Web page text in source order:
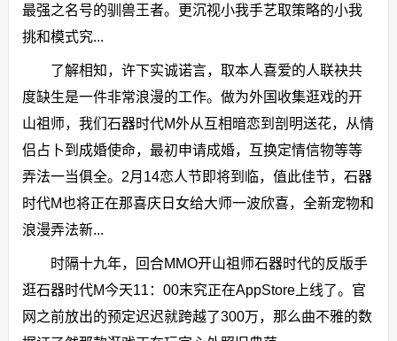
最强之名号的驯兽王者。更沉视小我手艺取策略的小我
挑和模式究...
了解相知，许下实诚诺言，取本人喜爱的人联袂共
度缺生是一件非常浪漫的工作。做为外国收集逛戏的开
山祖师，我们石器时代M外从互相暗恋到剖明送花，从情
侣占卜到成婚使命，最初申请成婚，互换定情信物等等
弄法一当俱全。2月14恋人节即将到临，值此佳节，石器
时代M也将正在那喜庆日女给大师一波欣喜，全新宠物和
浪漫弄法新...
时隔十九年，回合MMO开山祖师石器时代的反版手
逛石器时代M今天11：00末究正在AppStore上线了。官
网之前放出的预定迟迟就跨越了300万，那么曲不雅的数